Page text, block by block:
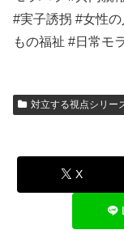
#実子誘拐 #女性
もの福祉 #日常モ
対立する視点シリー
X